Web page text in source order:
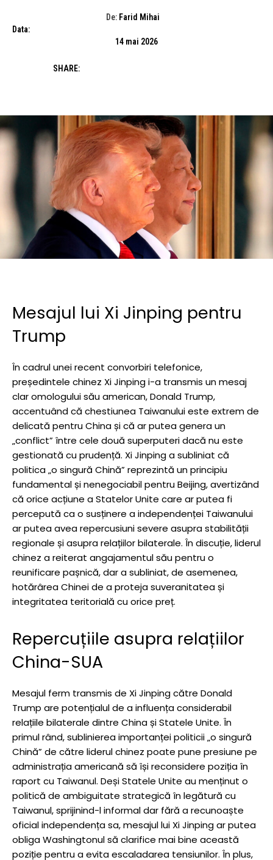
De: Farid Mihai
Data:
14 mai 2026
SHARE:
Mesajul lui Xi Jinping pentru
Trump
În cadrul unei recent convorbiri telefonice,
președintele chinez Xi Jinping i-a transmis un mesaj
clar omologului său american, Donald Trump,
accentuând că chestiunea Taiwanului este extrem de
delicată pentru China și că ar putea genera un
„conflict” între cele două superputeri dacă nu este
gestionată cu prudență. Xi Jinping a subliniat că
politica „o singură Chină” reprezintă un principiu
fundamental și nenegociabil pentru Beijing, avertizând
că orice acțiune a Statelor Unite care ar putea fi
percepută ca o susținere a independenței Taiwanului
ar putea avea repercusiuni severe asupra stabilității
regionale și asupra relațiilor bilaterale. În discuție, liderul
chinez a reiterat angajamentul său pentru o
reunificare pașnică, dar a subliniat, de asemenea,
hotărârea Chinei de a proteja suveranitatea și
integritatea teritorială cu orice preț.
Repercuțiile asupra relațiilor
China-SUA
Mesajul ferm transmis de Xi Jinping către Donald
Trump are potențialul de a influența considerabil
relațiile bilaterale dintre China și Statele Unite. În
primul rând, sublinierea importanței politicii „o singură
Chină” de către liderul chinez poate pune presiune pe
administrația americană să își reconsidere poziția în
raport cu Taiwanul. Deși Statele Unite au menținut o
politică de ambiguitate strategică în legătură cu
Taiwanul, sprijinind-l informal dar fără a recunoaște
oficial independența sa, mesajul lui Xi Jinping ar putea
obliga Washingtonul să clarifice mai bine această
poziție pentru a evita escaladarea tensiunilor. În plus,